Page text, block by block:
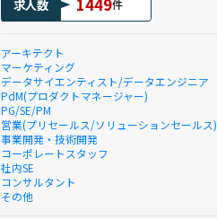
求人数 件
アーキテクト
マーケティング
データサイエンティスト/データエンジニア
PdM(プロダクトマネージャー)
PG/SE/PM
営業(プリセールス/ソリューションセールス)
事業開発・技術開発
コーポレートスタッフ
社内SE
コンサルタント
その他